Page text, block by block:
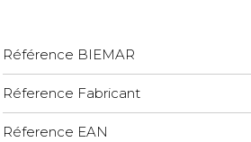
Référence BIEMAR
Réference Fabricant
Réference EAN